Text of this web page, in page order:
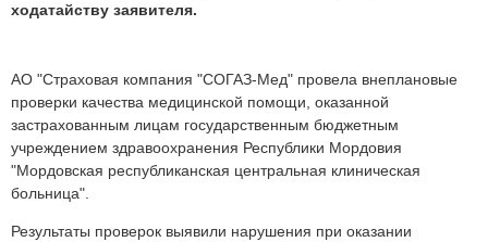
ходатайству заявителя.
АО "Страховая компания "СОГАЗ-Мед" провела внеплановые
проверки качества медицинской помощи, оказанной
застрахованным лицам государственным бюджетным
учреждением здравоохранения Республики Мордовия
"Мордовская республиканская центральная клиническая
больница".
Результаты проверок выявили нарушения при оказании